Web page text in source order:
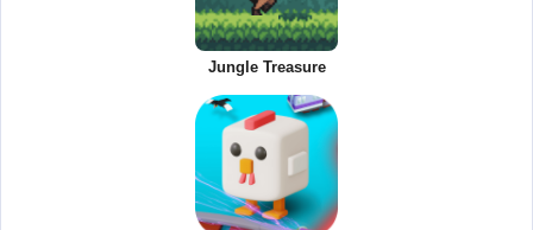
Jungle Treasure